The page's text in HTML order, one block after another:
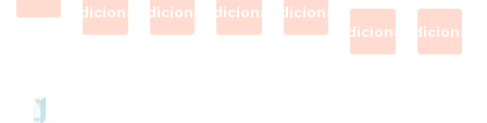
Adicionar Adicionar Adicionar Adicionar
Adicionar Adicionar